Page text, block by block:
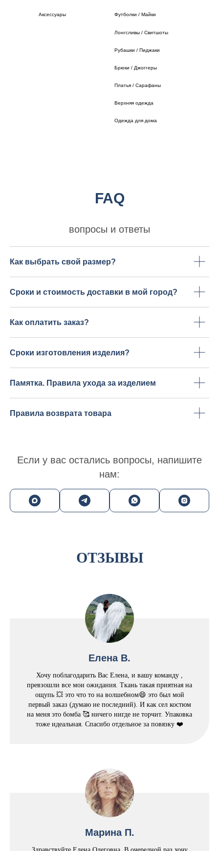
Платья / Сарафаны
Брюки / Джоггеры
Футболки / Майки
Одежда для дома
Верхняя одежда
Лонгсливы / Свитшоты
Аксессуары
Рубашки / Пиджаки
FAQ
вопросы и ответы
Как выбрать свой размер?
Сроки и стоимость доставки в мой город?
Как оплатить заказ?
Сроки изготовления изделия?
Памятка. Правила ухода за изделием
Правила возврата товара
Если у вас остались вопросы, напишите
нам:
ОТЗЫВЫ
Елена В.
Хочу поблагодарить Вас Елена, и вашу команду ,
превзошли все мои ожидания. Ткань такая приятная на
ощупь 💥 это что то на волшебном😄 это был мой
первый заказ (думаю не последний). И как сел костюм
на меня это бомба 🥰 ничего нигде не торчит. Упаковка
тоже идеальная. Спасибо отдельное за повязку ❤️
Марина П.